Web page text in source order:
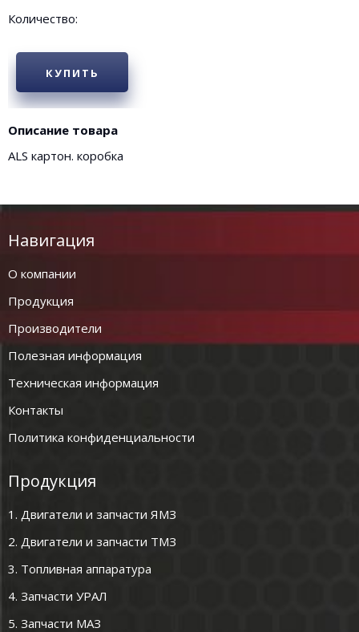
Количество:
КУПИТЬ
Описание товара
ALS картон. коробка
Навигация
О компании
Продукция
Производители
Полезная информация
Техническая информация
Контакты
Политика конфиденциальности
Продукция
1. Двигатели и запчасти ЯМЗ
2. Двигатели и запчасти ТМЗ
3. Топливная аппаратура
4. Запчасти УРАЛ
5. Запчасти МАЗ